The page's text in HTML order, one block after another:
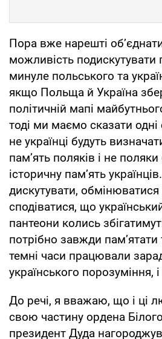
Пора вже нарешті
можливість подискутувати
минуле польського та
якщо Польща й Україна
політичній мапі
тоді ми маємо сказати
не українці будуть
пам’ять поляків і не
історичну пам’ять
дискутувати,
сподіватися, що
пантеони колись
потрібно завжди пам’ятати
темні часи працювали
українського порозуміння,
До речі, я вважаю, що і ці
свою частину ордена
президент Дуда